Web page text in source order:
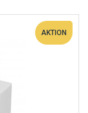
AKTION